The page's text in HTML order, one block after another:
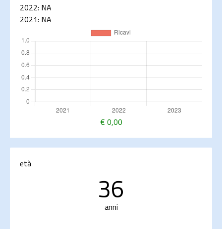
2022: NA
2021: NA
€ 0,00
età
36
anni